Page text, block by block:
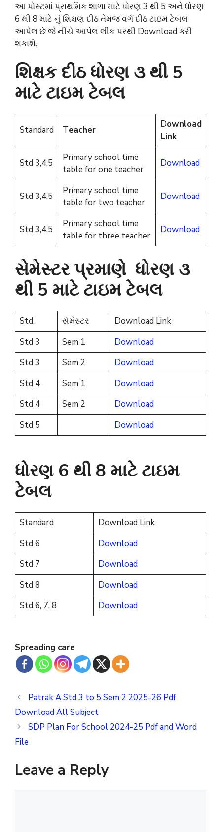
આ પોસ્ટમાં પ્રાથમિક શાળા માટે ધોરણ 3 થી 5 અને ધોરણ
6 થી 8 માટે નું શિક્ષણ દીઠ તેમજ વર્ગ દીઠ ટાઇમ ટેબલ
આપેલ છે જે નીચે આપેલ લીક પરથી Download કરી
શકાશે.
શિક્ષક દીઠ ધોરણ ૩ થી 5
માટે ટાઇમ ટેબલ
Standard Teacher
Download
Link
Std 3,4,5
Primary school time
table for one teacher
Download
Std 3,4,5
Primary school time
table for two teacher
Download
Std 3,4,5
Primary school time
table for three teacher
Download
સેમેસ્ટર પ્રમાણે ધોરણ ૩
થી 5 માટે ટાઇમ ટેબલ
Std. સેમેસ્ટર
Download Link
Std 3
Sem 1
Download
Std 3
Sem 2
Download
Std 4
Sem 1
Download
Std 4
Sem 2
Download
Std 5
Download
ધોરણ 6 થી 8 માટે ટાઇમ
ટેબલ
Standard
Download Link
Std 6
Download
Std 7
Download
Std 8
Download
Std 6, 7, 8
Download
Spreading care
Patrak A Std 3 to 5 Sem 2 2025-26 Pdf
Download All Subject
SDP Plan For School 2024-25 Pdf and Word
File
Leave a Reply